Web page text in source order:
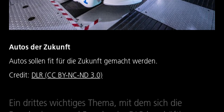
Autos der Zukunft
Autos sollen fit für die Zukunft gemacht werden.
Credit: DLR (CC BY-NC-ND 3.0)
Ein drittes wichtiges Thema, mit dem sich die